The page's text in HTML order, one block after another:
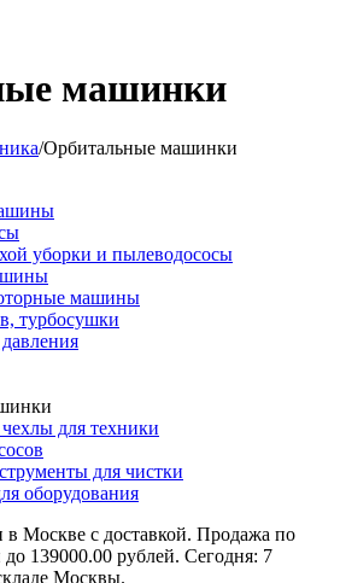
машинки
/Орбитальные машинки
уборки и пылеводососы
машины
турбосушки
для техники
для чистки
оборудования
Москве с доставкой. Продажа по
139000.00 рублей. Сегодня: 7
Москвы.